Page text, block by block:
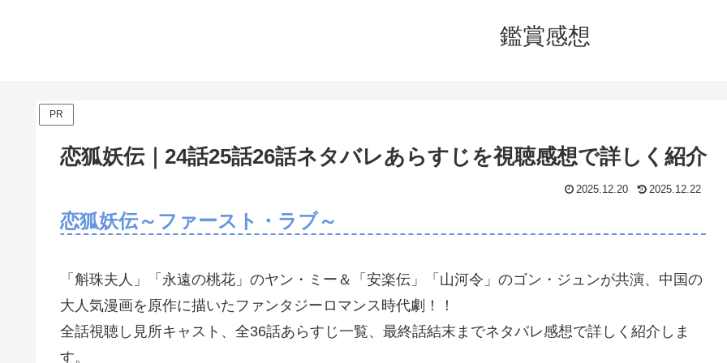
鑑賞感想
PR
恋狐妖伝｜24話25話26話ネタバレあらすじを視聴感想で詳しく紹介
2025.12.20 2025.12.22
恋狐妖伝～ファースト・ラブ～
「斛珠夫人」「永遠の桃花」のヤン・ミー＆「安楽伝」「山河令」のゴン・ジュンが共演、中国の
大人気漫画を原作に描いたファンタジーロマンス時代劇！！
全話視聴し見所キャスト、全36話あらすじ一覧、最終話結末までネタバレ感想で詳しく紹介しま
す。